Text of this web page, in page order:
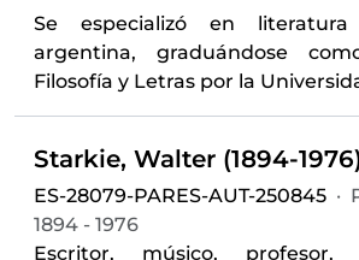
Se especializó en
argentina, graduándose
Filosofía y Letras por la
Starkie, Walter (1894-
ES-28079-PARES-AUT-250845 ·
1894 - 1976
Escritor, músico,